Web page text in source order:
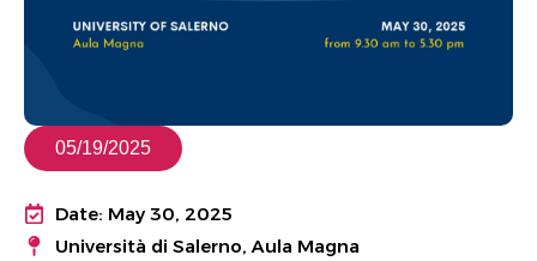
05/19/2025
Date: May 30, 2025
Università di Salerno, Aula Magna